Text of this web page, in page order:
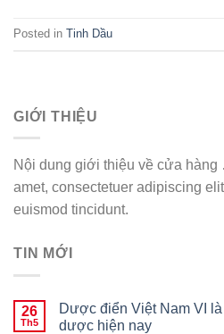
Posted in Tinh Dầu
GIỚI THIỆU
Nội dung giới thiệu về cửa
amet, consectetuer adipiscing
euismod tincidunt.
TIN MỚI
26
Th5
Dược điển Việt Nam VI
dược hiện nay